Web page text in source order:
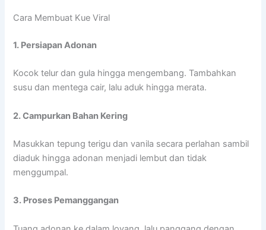
Cara Membuat Kue Viral
1. Persiapan Adonan
Kocok telur dan gula hingga mengembang. Tambahkan
susu dan mentega cair, lalu aduk hingga merata.
2. Campurkan Bahan Kering
Masukkan tepung terigu dan vanila secara perlahan sambil
diaduk hingga adonan menjadi lembut dan tidak
menggumpal.
3. Proses Pemanggangan